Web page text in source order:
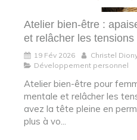
Atelier bien-être :
et relâcher les
19 Fév 2026
Christel
Développement personnel
Atelier bien-être pour
mentale et relâcher les
avez la tête pleine en
plus à vo...